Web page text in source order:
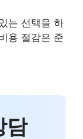
는 선택을 하
용 절감은 준
담